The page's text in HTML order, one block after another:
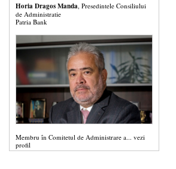
Horia Dragos Manda , Presedintele Consiliului
de Administratie
Patria Bank
Membru în Comitetul de Administrare a... vezi
profil